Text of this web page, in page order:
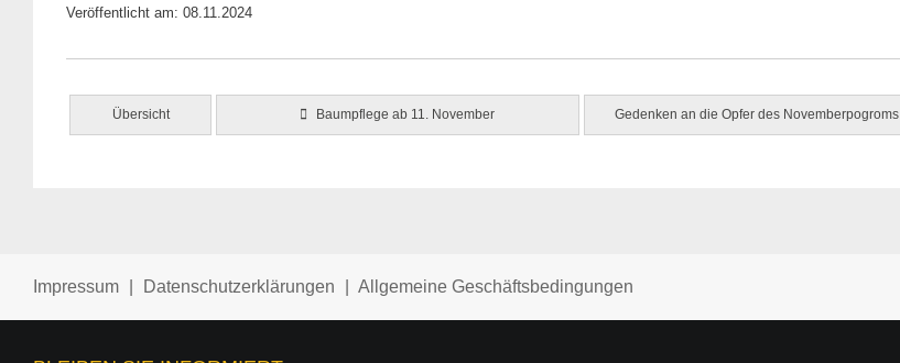
Veröffentlicht am: 08.11.2024
Übersicht Baumpflege ab 11. November Gedenken an die Opfer des Novemberpogroms
Impressum Datenschutzerklärungen Allgemeine Geschäftsbedingungen